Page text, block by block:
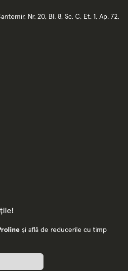
Nr. 20, Bl. 8, Sc. C, Et. 1, Ap. 72,
și află de reducerile cu timp